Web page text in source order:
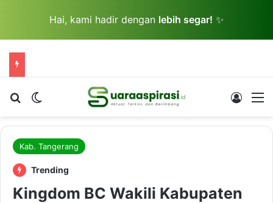
Hai, kami hadir dengan lebih segar! ✨
Cari berita...Switch skin Log In
Kab. Tangerang
Trending
Kingdom BC Wakili Kabupaten